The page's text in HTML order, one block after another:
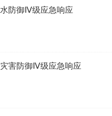
防御Ⅳ级应急响应
害防御Ⅳ级应急响应